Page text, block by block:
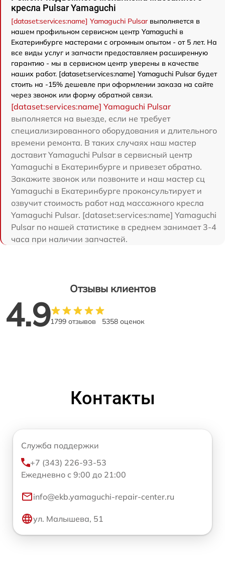
кресла Pulsar Yamaguchi
[dataset:services:name] Yamaguchi Pulsarвыполняется в
нашем профильном сервисном центр Yamaguchi в
Екатеринбурге мастерами с огромным опытом - от 5 лет. На
все виды услуг и запчасти предоставляем расширенную
гарантию - мы в сервисном центр уверены в качестве
наших работ. [dataset:services:name] Yamaguchi Pulsar будет
стоить на -15% дешевле при оформлении заказа на сайте
через звонок или форму обратной связи.
[dataset:services:name] Yamaguchi Pulsar
выполняется на выезде, если не требует
специализированного оборудования и длительного
времени ремонта. В таких случаях наш мастер
доставит Yamaguchi Pulsar в сервисный центр
Yamaguchi в Екатеринбурге и привезет обратно.
Закажите звонок или позвоните и наш мастер сц
Yamaguchi в Екатеринбурге проконсультирует и
озвучит стоимость работ над массажного кресла
Yamaguchi Pulsar. [dataset:services:name] Yamaguchi
Pulsar по нашей статистике в среднем занимает 3-4
часа при наличии запчастей.
Отзывы клиентов
4.91799 отзывов 5358 оценок
Контакты
Служба поддержки
+7 (343) 226-93-53
Ежедневно с 9:00 до 21:00
info@ekb.yamaguchi-repair-center.ru
ул. Малышева, 51